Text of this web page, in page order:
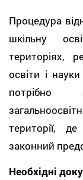
Процедура
шкільну
територіях,
освіти і
потрібно
території,
законний
Необхідні